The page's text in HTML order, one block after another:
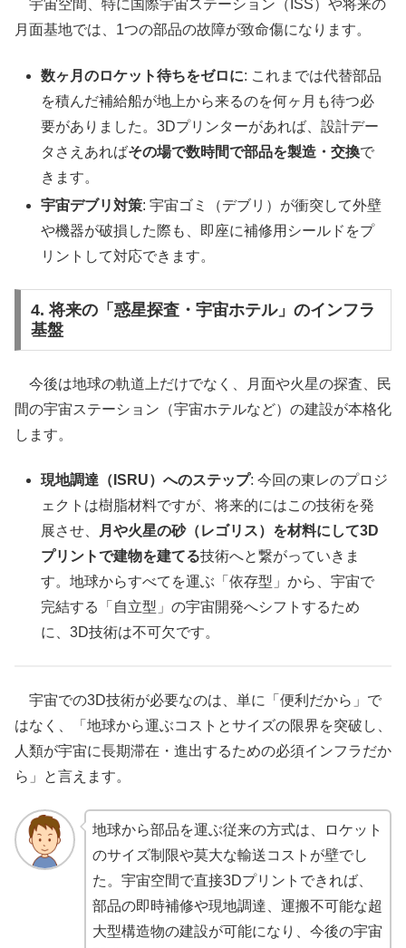
宇宙空間、特に国際宇宙ステーション（ISS）や将来の
月面基地では、1つの部品の故障が致命傷になります。
数ヶ月のロケット待ちをゼロに: これまでは代替部品
を積んだ補給船が地上から来るのを何ヶ月も待つ必
要がありました。3Dプリンターがあれば、設計デー
タさえあればその場で数時間で部品を製造・交換で
きます。
宇宙デブリ対策: 宇宙ゴミ（デブリ）が衝突して外壁
や機器が破損した際も、即座に補修用シールドをプ
リントして対応できます。
4. 将来の「惑星探査・宇宙ホテル」のインフラ
基盤
今後は地球の軌道上だけでなく、月面や火星の探査、民
間の宇宙ステーション（宇宙ホテルなど）の建設が本格化
します。
現地調達（ISRU）へのステップ: 今回の東レのプロジ
ェクトは樹脂材料ですが、将来的にはこの技術を発
展させ、
月や火星の砂（レゴリス）を材料にして3D
プリントで建物を建てる技術へと繋がっていきま
す。地球からすべてを運ぶ「依存型」から、宇宙で
完結する「自立型」の宇宙開発へシフトするため
に、3D技術は不可欠です。
宇宙での3D技術が必要なのは、単に「便利だから」で
はなく、「地球から運ぶコストとサイズの限界を突破し、
人類が宇宙に長期滞在・進出するための必須インフラだか
ら」と言えます。
地球から部品を運ぶ従来の方式は、ロケット
のサイズ制限や莫大な輸送コストが壁でし
た。宇宙空間で直接3Dプリントできれば、
部品の即時補修や現地調達、運搬不可能な超
大型構造物の建設が可能になり、今後の宇宙